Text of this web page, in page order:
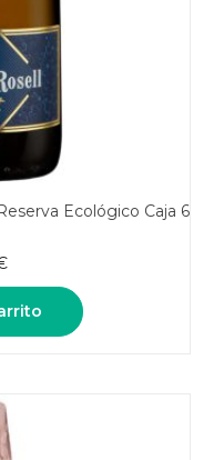
Ecológico Caja 6